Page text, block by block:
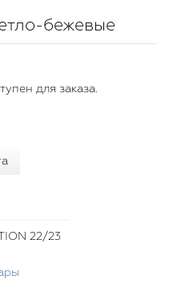
бежевые
для заказа.
22/23